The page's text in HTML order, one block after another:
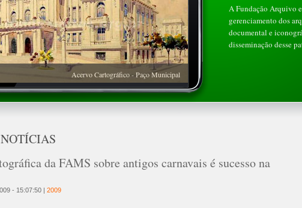
Acervo Cartográfico - Paço Municipal
A Fundação Arquivo
gerenciamento dos
documental e
disseminação desse
da FAMS sobre antigos carnavais é sucesso na
- 15:07:50 | 2009